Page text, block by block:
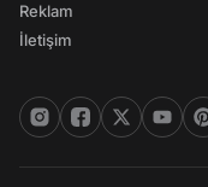
Reklam
İletişim